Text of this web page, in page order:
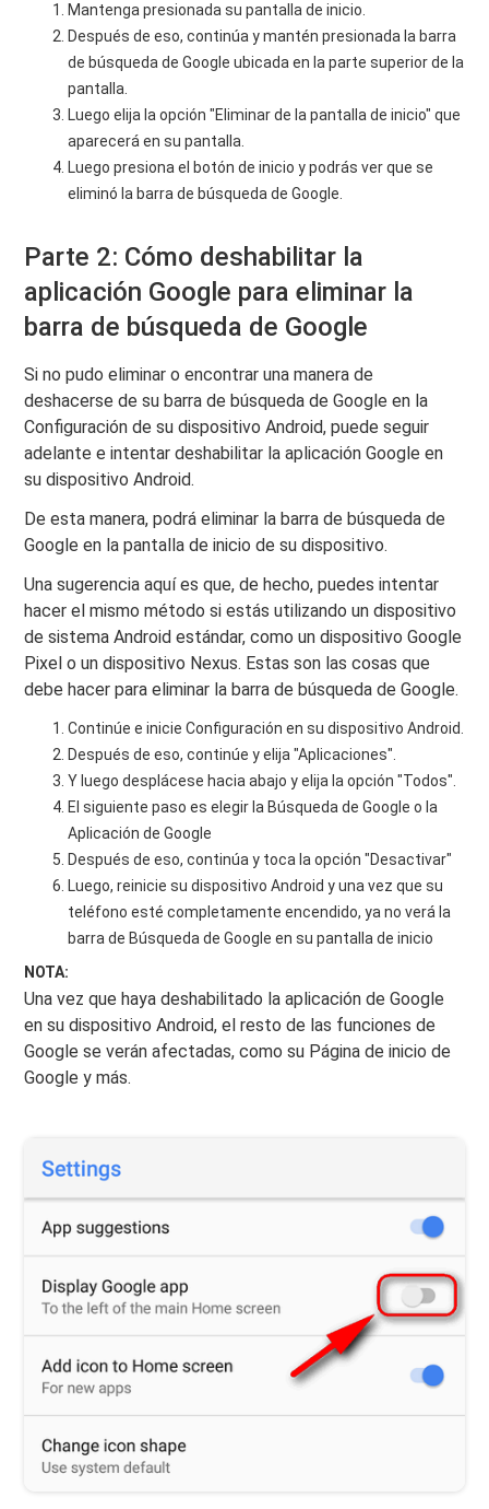
Mantenga presionada su pantalla de inicio.
Después de eso, continúa y mantén presionada la barra
de búsqueda de Google ubicada en la parte superior de la
pantalla.
Luego elija la opción "Eliminar de la pantalla de inicio" que
aparecerá en su pantalla.
Luego presiona el botón de inicio y podrás ver que se
eliminó la barra de búsqueda de Google.
Parte 2: Cómo deshabilitar la
aplicación Google para eliminar la
barra de búsqueda de Google
Si no pudo eliminar o encontrar una manera de
deshacerse de su barra de búsqueda de Google en la
Configuración de su dispositivo Android, puede seguir
adelante e intentar deshabilitar la aplicación Google en
su dispositivo Android.
De esta manera, podrá eliminar la barra de búsqueda de
Google en la pantalla de inicio de su dispositivo.
Una sugerencia aquí es que, de hecho, puedes intentar
hacer el mismo método si estás utilizando un dispositivo
de sistema Android estándar, como un dispositivo Google
Pixel o un dispositivo Nexus. Estas son las cosas que
debe hacer para eliminar la barra de búsqueda de Google.
Continúe e inicie Configuración en su dispositivo Android.
Después de eso, continúe y elija "Aplicaciones".
Y luego desplácese hacia abajo y elija la opción "Todos".
El siguiente paso es elegir la Búsqueda de Google o la
Aplicación de Google
Después de eso, continúa y toca la opción "Desactivar"
Luego, reinicie su dispositivo Android y una vez que su
teléfono esté completamente encendido, ya no verá la
barra de Búsqueda de Google en su pantalla de inicio
NOTA:
Una vez que haya deshabilitado la aplicación de Google
en su dispositivo Android, el resto de las funciones de
Google se verán afectadas, como su Página de inicio de
Google y más.